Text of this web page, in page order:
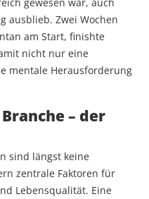
ausblieb. Zwei Wochen
am Start, finishte
nicht nur eine
mentale Herausforderung
– der
sind längst keine
zentrale Faktoren für
Lebensqualität. Eine